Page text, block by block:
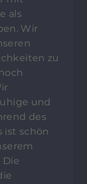
als
Wir
zu
und
des
ist schön
Die